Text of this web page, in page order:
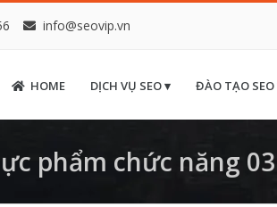
info@seovip.vn
HOME DỊCH VỤ SEO ▾ ĐÀO TẠO SEO
phẩm chức năng 03